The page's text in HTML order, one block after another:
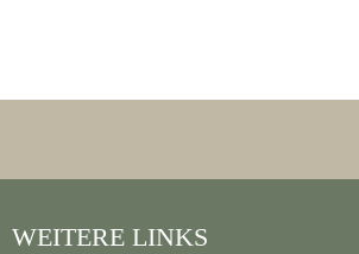
WEITERE LINKS